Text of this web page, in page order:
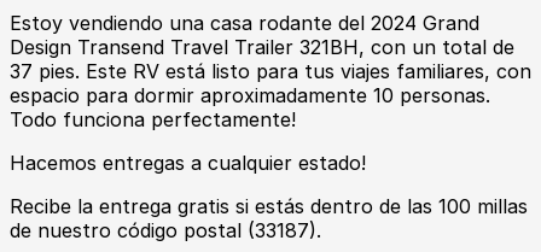
Estoy vendiendo una casa rodante del 2024 Grand
Design Transend Travel Trailer 321BH, con un total de
37 pies. Este RV está listo para tus viajes familiares, con
espacio para dormir aproximadamente 10 personas.
Todo funciona perfectamente!
Hacemos entregas a cualquier estado!
Recibe la entrega gratis si estás dentro de las 100 millas
de nuestro código postal (33187).